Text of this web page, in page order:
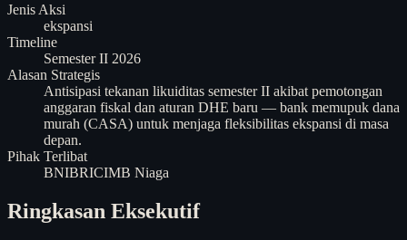
Jenis Aksi
ekspansi
Timeline
Semester II 2026
Alasan Strategis
Antisipasi tekanan likuiditas semester II akibat pemotongan
anggaran fiskal dan aturan DHE baru — bank memupuk dana
murah (CASA) untuk menjaga fleksibilitas ekspansi di masa
depan.
Pihak Terlibat
BNIBRICIMB Niaga
Ringkasan Eksekutif